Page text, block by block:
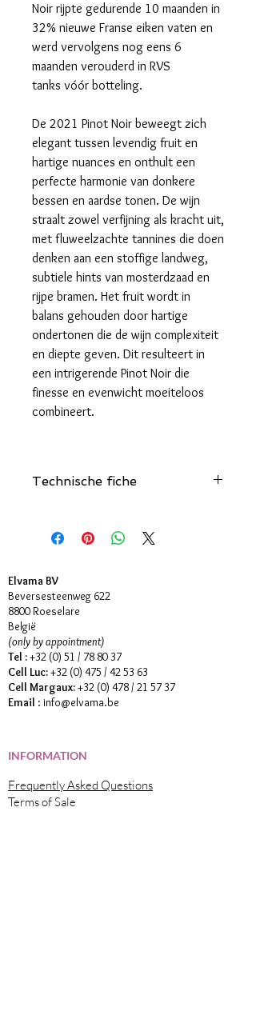
Noir rijpte gedurende 10 maanden in
32% nieuwe Franse eiken vaten en
werd vervolgens nog eens 6
maanden verouderd in RVS
tanks vóór botteling.
De 2021 Pinot Noir beweegt zich
elegant tussen levendig fruit en
hartige nuances en onthult een
perfecte harmonie van donkere
bessen en aardse tonen. De wijn
straalt zowel verfijning als kracht uit,
met fluweelzachte tannines die doen
denken aan een stoffige landweg,
subtiele hints van mosterdzaad en
rijpe bramen. Het fruit wordt in
balans gehouden door hartige
ondertonen die de wijn complexiteit
en diepte geven. Dit resulteert in
een intrigerende Pinot Noir die
finesse en evenwicht moeiteloos
combineert.
Technische fiche
Elvama BV
Beversesteenweg 622
8800 Roeselare
België
(only by appointment)
Tel :+32 (0) 51 / 78 80 37
Cell Luc:+32 (0) 475 / 42 53 63
Cell Margaux:+32 (0) 478 / 21 57 37
Email : info@elvama.be
INFORMATION
Frequently Asked Questions
Terms of Sale